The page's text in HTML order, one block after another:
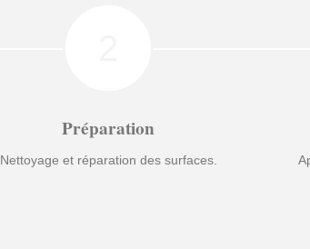
Préparation
Nettoyage et réparation des surfaces.